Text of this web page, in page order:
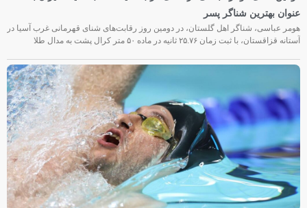
عنوان بهترین شناگر پسر
هومر عباسی، شناگر اهل گلستان، در دومین روز رقابت‌های شنای قهرمانی غرب آسیا در
آستانه قزاقستان، با ثبت زمان ۲۵.۷۶ ثانیه در ماده ۵۰ متر کرال پشت به مدال طلا